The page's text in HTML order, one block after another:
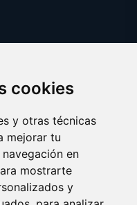
cookies
y otras técnicas
mejorar tu
en
mostrarte
y